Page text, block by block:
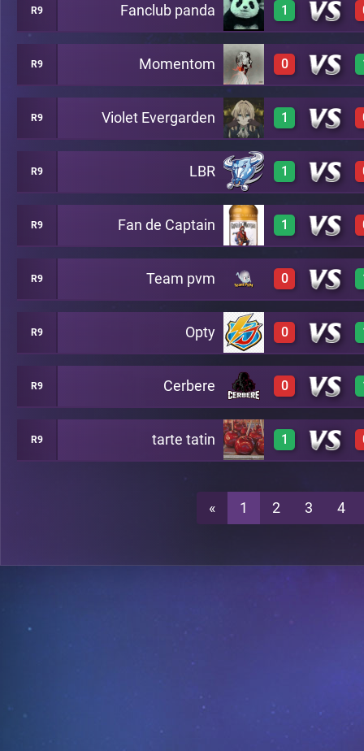
0 A15
R9 Fanclub panda 1
3 A15
R9 Momentom 0
0 A15
R9 Violet Evergarden 1
3 A15
R9 LBR 1
3 A15
R9 Fan de Captain 1
3 A15
R9 Team pvm 0
0 A15
R9 Opty 0
0 A15
R9 Cerbere 0
0 A15
R9 tarte tatin 1
« 1 2 3 4